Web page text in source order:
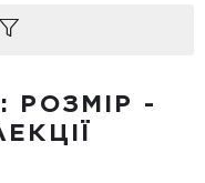
РОЗМІР -